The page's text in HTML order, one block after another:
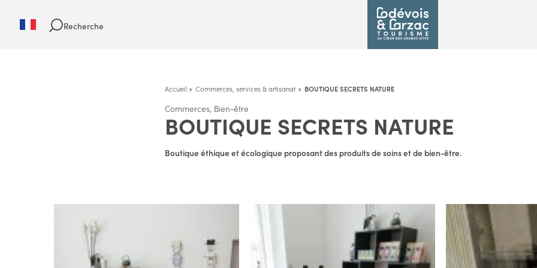
Recherche
Accueil Commerces, services & artisanat BOUTIQUE SECRETS NATURE
Commerces, Bien-être
BOUTIQUE SECRETS NATURE
Boutique éthique et écologique proposant des produits de soins et de bien-être.